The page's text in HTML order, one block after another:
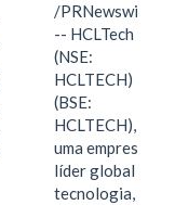
/PRNewswire/
-- HCLTech
(NSE:
HCLTECH)
(BSE:
HCLTECH),
uma empresa
líder global em
tecnologia, foi